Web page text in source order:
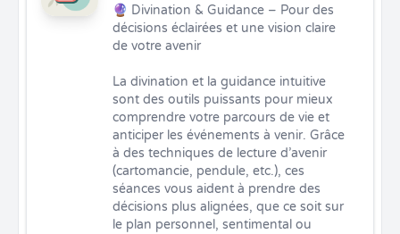
🔮 Divination & Guidance – Pour des
décisions éclairées et une vision claire
de votre avenir
La divination et la guidance intuitive
sont des outils puissants pour mieux
comprendre votre parcours de vie et
anticiper les événements à venir. Grâce
à des techniques de lecture d’avenir
(cartomancie, pendule, etc.), ces
séances vous aident à prendre des
décisions plus alignées, que ce soit sur
le plan personnel, sentimental ou